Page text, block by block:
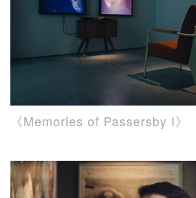
《Memories of Passersby I》